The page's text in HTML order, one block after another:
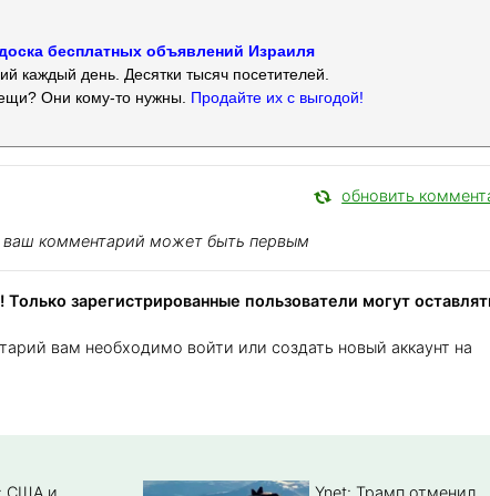
бесплатных объявлений Израиля
каждый день. Десятки тысяч посетителей.
Они кому-то нужны. Продайте их с выгодой!
обновить
комментарий может быть первым
зарегистрированные пользователи могут
вам необходимо войти или создать новый аккаунт на